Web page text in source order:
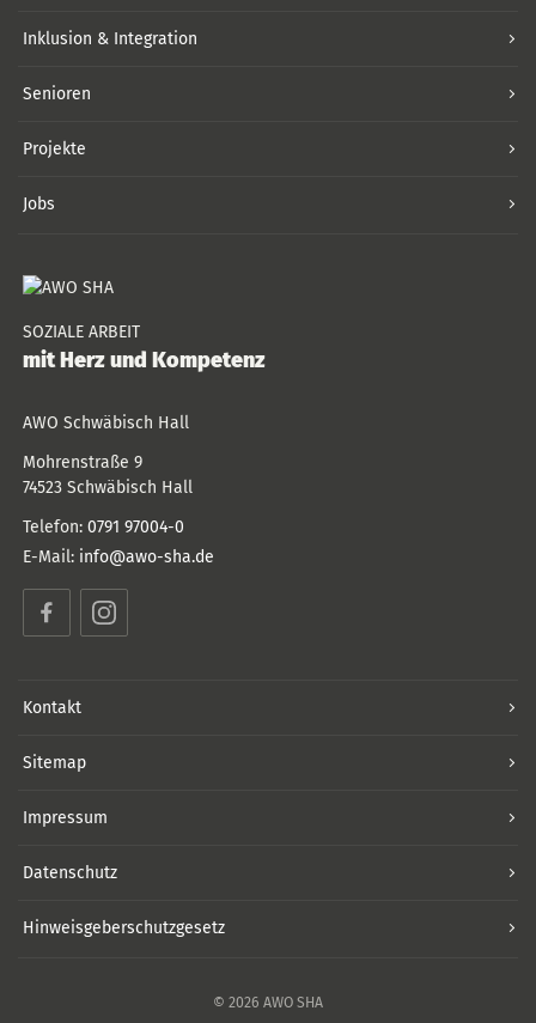
Inklusion & Integration
Senioren
Projekte
Jobs
SOZIALE ARBEIT
mit Herz und Kompetenz
AWO Schwäbisch Hall
Mohrenstraße 9
74523 Schwäbisch Hall
Telefon: 0791 97004-0
E-Mail: info@awo-sha.de
FacebookInstagram
Kontakt
Sitemap
Impressum
Datenschutz
Hinweisgeberschutzgesetz
© 2026 AWO SHA